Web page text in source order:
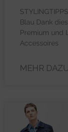
Blau Dank
Premium und
Accessoires
MEHR